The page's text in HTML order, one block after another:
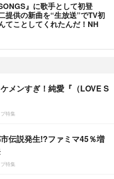
』に歌手として初登
供の新曲を“生放送”でTV初
てことしてくれたんだ！NH
メンすぎ！純愛『（LOVE S
特集
伝説発生!?ファミマ45％増
特集